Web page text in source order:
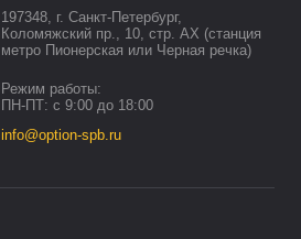
197348, г. Санкт-Петербург,
Коломяжский пр., 10, стр. АХ (станция
метро Пионерская или Черная речка)
Режим работы:
ПН-ПТ: с 9:00 до 18:00
info@option-spb.ru